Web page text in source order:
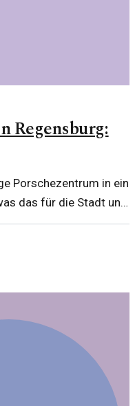
Regensburg:
Porschezentrum in ein
das für die Stadt und